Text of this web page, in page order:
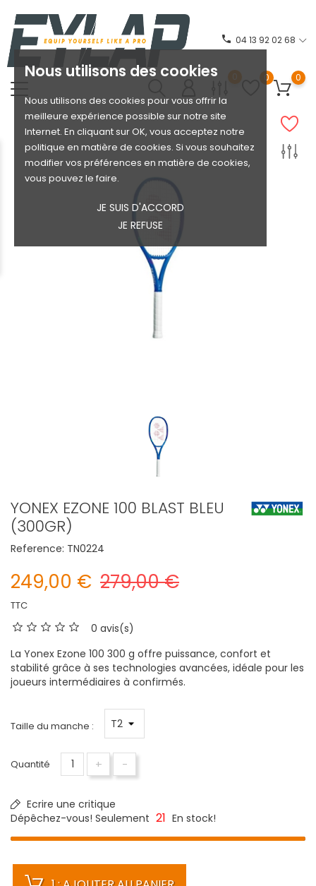
Nous utilisons des cookies
Nous utilisons des cookies pour vous offrir la
meilleure expérience possible sur notre site
Internet. En cliquant sur OK, vous acceptez notre
politique en matière de cookies. Si vous souhaitez
modifier vos préférences en matière de cookies,
vous pouvez le faire.
JE SUIS D'ACCORD
JE REFUSE
phone 04 13 92 02 68
0 0 0
YONEX EZONE 100 BLAST BLEU
(300GR)
Reference: TN0224
249,00 € 279,00 €
TTC
0 avis(s)
La Yonex Ezone 100 300 g offre puissance, confort et
stabilité grâce à ses technologies avancées, idéale pour les
joueurs intermédiaires à confirmés.
Taille du manche :
Quantité + -
Ecrire une critique
Dépêchez-vous! Seulement 21 En stock!